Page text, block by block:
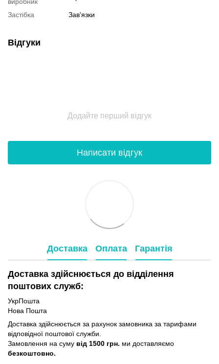
Застібка Зав'язки
Відгуки
Додайте перший відгук
Написати відгук
Доставка Оплата Гарантія
Доставка здійснюється до відділення
поштових служб:
УкрПошта
Нова Пошта
Доставка здійснюється за рахунок замовника за тарифами
відповідної поштової служби.
Замовлення на суму від 1500 грн. ми доставляємо
безкоштовно.